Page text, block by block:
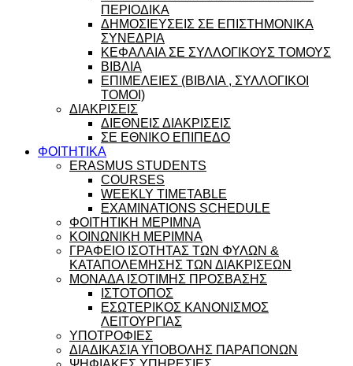
ΠΕΡΙΟΔΙΚΑ
ΔΗΜΟΣΙΕΥΣΕΙΣ ΣΕ ΕΠΙΣΤΗΜΟΝΙΚΑ
ΣΥΝΕΔΡΙΑ
ΚΕΦΑΛΑΙΑ ΣΕ ΣΥΛΛΟΓΙΚΟΥΣ ΤΟΜΟΥΣ
ΒΙΒΛΙΑ
ΕΠΙΜΕΛΕΙΕΣ (ΒΙΒΛΙΑ , ΣΥΛΛΟΓΙΚΟΙ
ΤΟΜΟΙ)
ΔΙΑΚΡΙΣΕΙΣ
ΔΙΕΘΝΕΙΣ ΔΙΑΚΡΙΣΕΙΣ
ΣΕ ΕΘΝΙΚΟ ΕΠΙΠΕΔΟ
ΦΟΙΤΗΤΙΚΑ
ERASMUS STUDENTS
COURSES
WEEKLY TIMETABLE
EXAMINATIONS SCHEDULE
ΦΟΙΤΗΤΙΚΗ ΜΕΡΙΜΝΑ
ΚΟΙΝΩΝΙΚΗ ΜΕΡΙΜΝΑ
ΓΡΑΦΕΙΟ ΙΣΟΤΗΤΑΣ ΤΩΝ ΦΥΛΩΝ &
ΚΑΤΑΠΟΛΕΜΗΣΗΣ ΤΩΝ ΔΙΑΚΡΙΣΕΩΝ
ΜΟΝΑΔΑ ΙΣΟΤΙΜΗΣ ΠΡΟΣΒΑΣΗΣ
ΙΣΤΟΤΟΠΟΣ
ΕΣΩΤΕΡΙΚΟΣ ΚΑΝΟΝΙΣΜΟΣ
ΛΕΙΤΟΥΡΓΙΑΣ
ΥΠΟΤΡΟΦΙΕΣ
ΔΙΑΔΙΚΑΣΙΑ ΥΠΟΒΟΛΗΣ ΠΑΡΑΠΟΝΩΝ